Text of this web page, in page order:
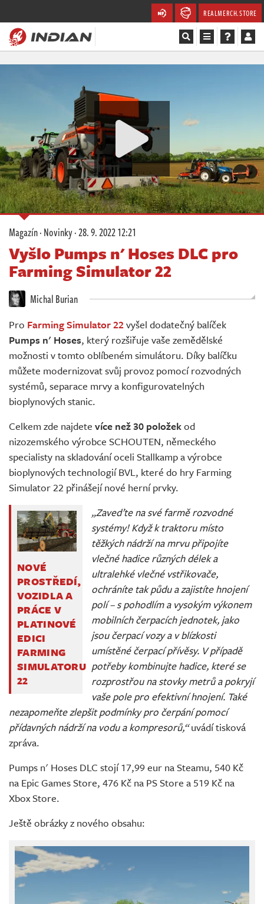
REALMERCH.STORE
Soutěže
Databáze
Komunita
Redakce
Živě
Magazín·Novinky·28. 9. 2022 12:21
Vyšlo Pumps n' Hoses DLC pro
Farming Simulator 22
Michal Burian
Pro Farming Simulator 22vyšel dodatečný balíček
Pumps n' Hoses, který rozšiřuje vaše zemědělské
možnosti v tomto oblíbeném simulátoru. Díky balíčku
můžete modernizovat svůj provoz pomocí rozvodných
systémů, separace mrvy a konfigurovatelných
bioplynových stanic.
Celkem zde najdete více než 30 položekod
nizozemského výrobce SCHOUTEN, německého
specialisty na skladování oceli Stallkamp a výrobce
bioplynových technologií BVL, které do hry Farming
Simulator 22 přinášejí nové herní prvky.
NOVÉ
PROSTŘEDÍ,
VOZIDLA A
PRÁCE V
PLATINOVÉ
EDICI
FARMING
SIMULATORU
22
„Zaveďte na své farmě rozvodné
systémy! Když k traktoru místo
těžkých nádrží na mrvu připojíte
vlečné hadice různých délek a
ultralehké vlečné vstřikovače,
ochráníte tak půdu a zajistíte hnojení
polí – s pohodlím a vysokým výkonem
mobilních čerpacích jednotek, jako
jsou čerpací vozy a v blízkosti
umístěné čerpací přívěsy. V případě
potřeby kombinujte hadice, které se
rozprostřou na stovky metrů a pokryjí
vaše pole pro efektivní hnojení. Také
nezapomeňte zlepšit podmínky pro čerpání pomocí
přídavných nádrží na vodu a kompresorů,“uvádí tisková
zpráva.
Pumps n' Hoses DLC stojí 17,99 eur na Steamu, 540 Kč
na Epic Games Store, 476 Kč na PS Store a 519 Kč na
Xbox Store.
Ještě obrázky z nového obsahu: